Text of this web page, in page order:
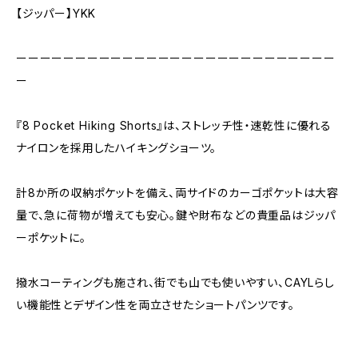
【ジッパー】YKK
ーーーーーーーーーーーーーーーーーーーーーーーーーーー
ー
『8 Pocket Hiking Shorts』は、ストレッチ性・速乾性に優れる
ナイロンを採用したハイキングショーツ。
計8か所の収納ポケットを備え、両サイドのカーゴポケットは大容
量で、急に荷物が増えても安心。鍵や財布などの貴重品はジッパ
ーポケットに。
撥水コーティングも施され、街でも山でも使いやすい、CAYLらし
い機能性とデザイン性を両立させたショートパンツです。